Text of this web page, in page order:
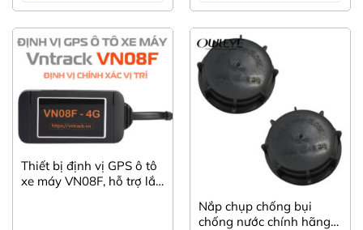
Thiết bị định vị GPS ô tô
xe máy VN08F, hỗ trợ lắp
Nắp chụp chống bụi
chống nước chính hãng